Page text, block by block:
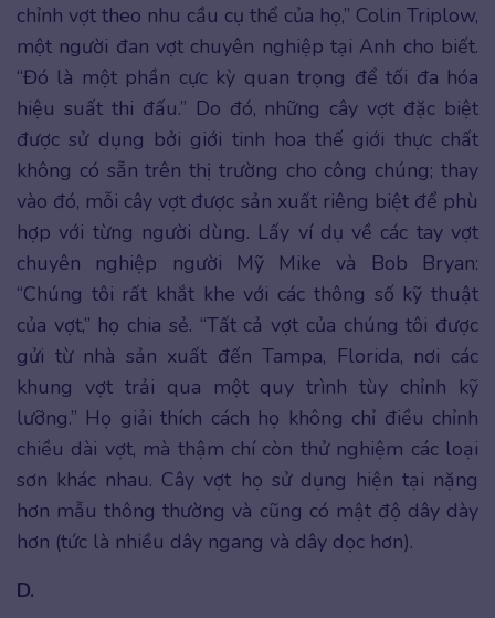
chỉnh vợt theo nhu cầu cụ thể của họ,” Colin Triplow,
một người đan vợt chuyên nghiệp tại Anh cho biết.
“Đó là một phần cực kỳ quan trọng để tối đa hóa
hiệu suất thi đấu.” Do đó, những cây vợt đặc biệt
được sử dụng bởi giới tinh hoa thế giới thực chất
không có sẵn trên thị trường cho công chúng; thay
vào đó, mỗi cây vợt được sản xuất riêng biệt để phù
hợp với từng người dùng. Lấy ví dụ về các tay vợt
chuyên nghiệp người Mỹ Mike và Bob Bryan:
“Chúng tôi rất khắt khe với các thông số kỹ thuật
của vợt,” họ chia sẻ. “Tất cả vợt của chúng tôi được
gửi từ nhà sản xuất đến Tampa, Florida, nơi các
khung vợt trải qua một quy trình tùy chỉnh kỹ
lưỡng.” Họ giải thích cách họ không chỉ điều chỉnh
chiều dài vợt, mà thậm chí còn thử nghiệm các loại
sơn khác nhau. Cây vợt họ sử dụng hiện tại nặng
hơn mẫu thông thường và cũng có mật độ dây dày
hơn (tức là nhiều dây ngang và dây dọc hơn).
D.